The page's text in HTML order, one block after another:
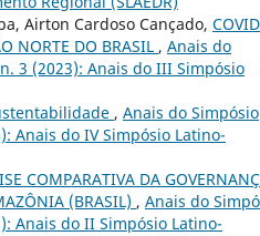
Airton Cardoso Cançado,
NORTE DO BRASIL , Anais do
3 (2023): Anais do III Simpósio
, Anais do Simpósio
Anais do IV Simpósio Latino-
COMPARATIVA DA
(BRASIL) , Anais do
Anais do II Simpósio Latino-